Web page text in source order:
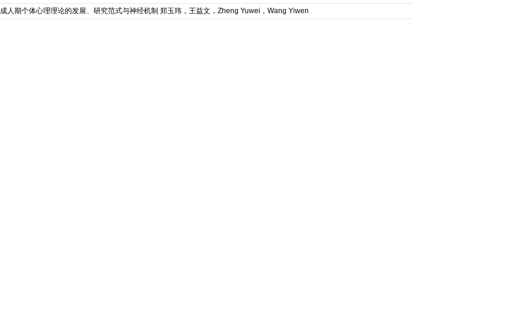
成人期个体心理理论的发展、研究范式与神经机制 郑玉玮，王益文，Zheng Yuwei，Wang Yiwen